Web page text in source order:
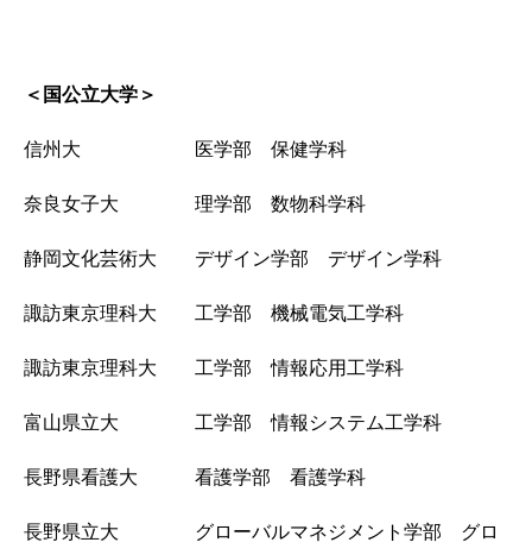
＜国公立大学＞
信州大 医学部 保健学科
奈良女子大 理学部 数物科学科
静岡文化芸術大 デザイン学部 デザイン学科
諏訪東京理科大 工学部 機械電気工学科
諏訪東京理科大 工学部 情報応用工学科
富山県立大 工学部 情報システム工学科
長野県看護大 看護学部 看護学科
長野県立大 グローバルマネジメント学部 グロ